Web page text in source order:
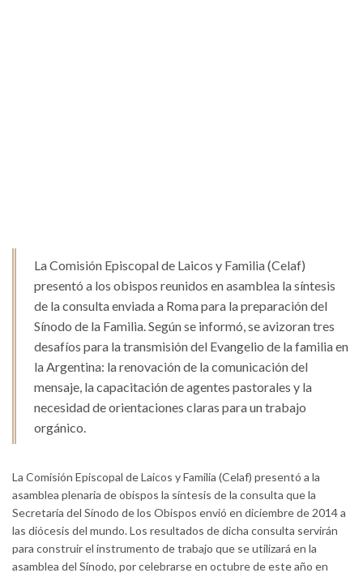
La Comisión Episcopal de Laicos y Familia (Celaf)
presentó a los obispos reunidos en asamblea la síntesis
de la consulta enviada a Roma para la preparación del
Sínodo de la Familia. Según se informó, se avizoran tres
desafíos para la transmisión del Evangelio de la familia en
la Argentina: la renovación de la comunicación del
mensaje, la capacitación de agentes pastorales y la
necesidad de orientaciones claras para un trabajo
orgánico.
La Comisión Episcopal de Laicos y Familia (Celaf) presentó a la
asamblea plenaria de obispos la síntesis de la consulta que la
Secretaría del Sínodo de los Obispos envió en diciembre de 2014 a
las diócesis del mundo. Los resultados de dicha consulta servirán
para construir el instrumento de trabajo que se utilizará en la
asamblea del Sínodo, por celebrarse en octubre de este año en